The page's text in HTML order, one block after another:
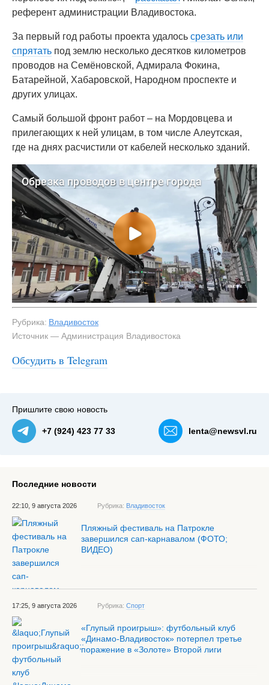
референт администрации Владивостока.
За первый год работы проекта удалось срезать или
спрятать под землю несколько десятков километров
проводов на Семёновской, Адмирала Фокина,
Батарейной, Хабаровской, Народном проспекте и
других улицах.
Самый большой фронт работ – на Мордовцева и
прилегающих к ней улицам, в том числе Алеутская,
где на днях расчистили от кабелей несколько зданий.
Рубрика: Владивосток
Источник — Администрация Владивостока
Обсудить в Telegram
#3
Пришлите свою новость
+7 (924) 423 77 33 lenta@newsvl.ru
Последние новости
22:10, 9 августа 2026 Рубрика: Владивосток
Пляжный фестиваль на Патрокле
завершился сап-карнавалом (ФОТО;
ВИДЕО)
17:25, 9 августа 2026 Рубрика: Спорт
«Глупый проигрыш»: футбольный клуб
«Динамо-Владивосток» потерпел третье
поражение в «Золоте» Второй лиги